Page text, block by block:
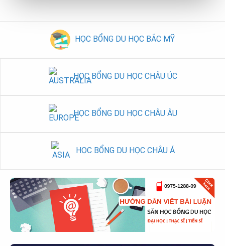
HỌC BỔNG DU HỌC BẮC MỸ
HỌC BỔNG DU HỌC CHÂU ÚC
HỌC BỔNG DU HỌC CHÂU ÂU
HỌC BỔNG DU HỌC CHÂU Á